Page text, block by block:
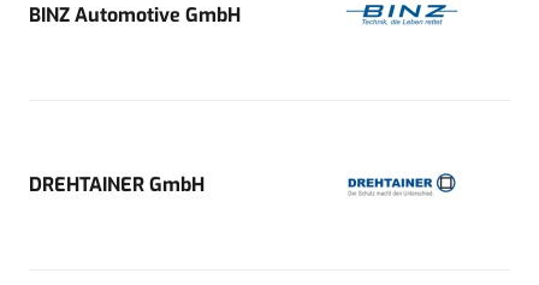
BINZ Automotive GmbH
DREHTAINER GmbH